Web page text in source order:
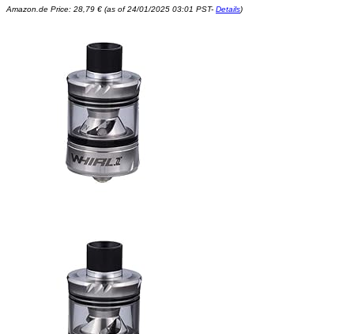
Amazon.de Price: 28,79 € (as of 24/01/2025 03:01 PST- Details)